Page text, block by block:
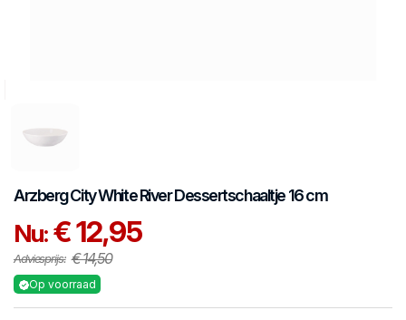
ArzbergCity White RiverDessertschaaltje 16 cm
Nu:€ 12,95
Adviesprijs: € 14,50
Op voorraad